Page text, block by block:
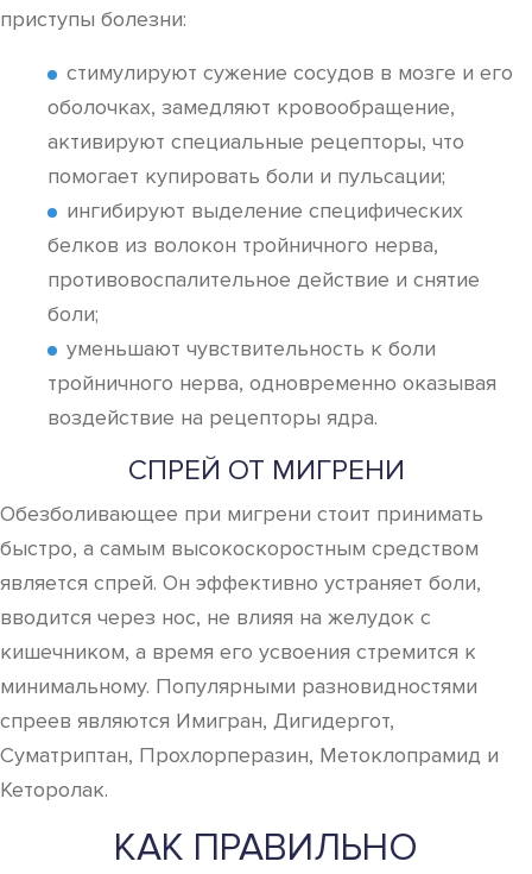
приступы болезни:
стимулируют сужение сосудов в мозге и его
оболочках, замедляют кровообращение,
активируют специальные рецепторы, что
помогает купировать боли и пульсации;
ингибируют выделение специфических
белков из волокон тройничного нерва,
противовоспалительное действие и снятие
боли;
уменьшают чувствительность к боли
тройничного нерва, одновременно оказывая
воздействие на рецепторы ядра.
СПРЕЙ ОТ МИГРЕНИ
Обезболивающее при мигрени стоит принимать
быстро, а самым высокоскоростным средством
является спрей. Он эффективно устраняет боли,
вводится через нос, не влияя на желудок с
кишечником, а время его усвоения стремится к
минимальному. Популярными разновидностями
спреев являются Имигран, Дигидергот,
Суматриптан, Прохлорперазин, Метоклопрамид и
Кеторолак.
КАК ПРАВИЛЬНО